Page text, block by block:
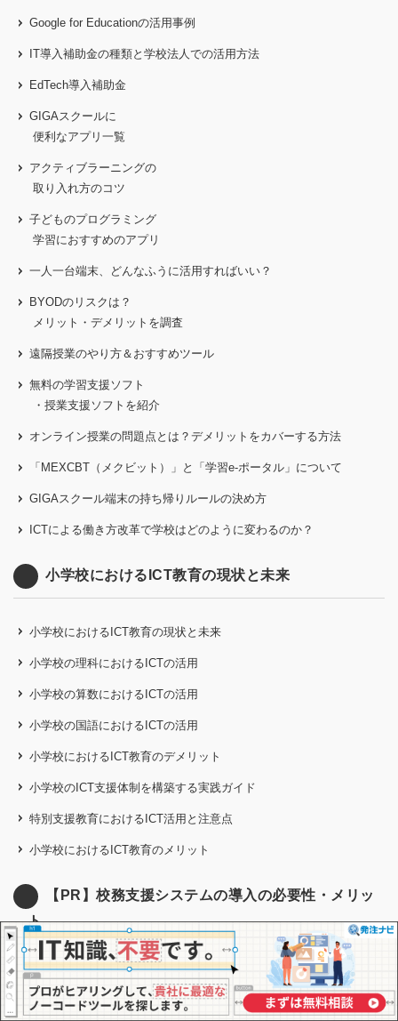
Google for Educationの活用事例
IT導入補助金の種類と学校法人での活用方法
EdTech導入補助金
GIGAスクールに
便利なアプリ一覧
アクティブラーニングの
取り入れ方のコツ
子どものプログラミング
学習におすすめのアプリ
一人一台端末、どんなふうに活用すればいい？
BYODのリスクは？
メリット・デメリットを調査
遠隔授業のやり方＆おすすめツール
無料の学習支援ソフト
・授業支援ソフトを紹介
オンライン授業の問題点とは？デメリットをカバーする方法
「MEXCBT（メクビット）」と「学習e-ポータル」について
GIGAスクール端末の持ち帰りルールの決め方
ICTによる働き方改革で学校はどのように変わるのか？
小学校におけるICT教育の現状と未来
小学校におけるICT教育の現状と未来
小学校の理科におけるICTの活用
小学校の算数におけるICTの活用
小学校の国語におけるICTの活用
小学校におけるICT教育のデメリット
小学校のICT支援体制を構築する実践ガイド
特別支援教育におけるICT活用と注意点
小学校におけるICT教育のメリット
【PR】校務支援システムの導入の必要性・メリッ
ト
【PR】校務支援システムの導入の必要性・メリット